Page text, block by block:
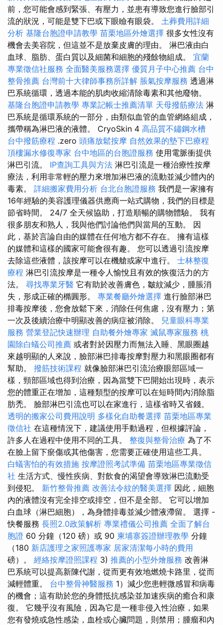
前，您可能會感到緊張、有壓力，並患有導致您進行臉部引
流的狀況，可能是雙下巴或下眼瞼有眼袋。 土葬費用詳細
分析 基隆台胞證申請教學 苗栗地區外燴選擇 很多女性沒有
機會去美容院，但這並不是放棄皮膚的理由。 淋巴液由白
血球、脂肪、蛋白質以及細菌和細胞的殘餘物組成。 宜蘭
專業徵信社服務 全面醫美服務選擇 優質月子中心推薦 台中
整骨推薦 台灣前十大律師事務所詳解 脹氣按摩服務 透過淋
巴系統循環，透過本能的肌肉收縮清除毒素和其他廢物。
基隆台胞證申請教學 專業記帳士推薦清單 天母撥筋療法 淋
巴系統是循環系統的一部分，由類似血管的血管網絡組成，
攜帶稱為淋巴液的液體。 CryoSkin 4 高品質不鏽鋼水槽
台中撥筋療程 .zero 頭痛放鬆按摩 自然效果的墊下巴療程
頂樓漏水修復專家 台中地區的台胞證服務 使用電脈衝提供
淋巴引流。 IP查詢工具與方法 淋巴引流是一種治療性按摩
療法，利用非常輕的壓力來增加淋巴液的流動並減少體內的
毒素。 詳細搬家費用分析 台北台胞證服務 我們是一家擁有
16年經驗的美容護理儀器供應商一站式購物，我們的目標是
節省時間。 24/7 全天候協助，打造順暢的購物體驗。 我有
很多朋友和熟人，我與他們討論他們與當局的互動。 因
此，基於言論自由的媒體在任何地方都不存在。 擁有這樣
的媒體和這樣的國家可能會很有趣。 您可以透過引流按摩
去除這些液體，該按摩可以在機艙或家中進行。 士林整復
療程 淋巴引流按摩是一種令人愉悅且有效的恢復活力的方
法。 尋找專業牙醫 它有助於改善膚色，皺紋減少，腫脹消
失，形成正確的橢圓形。 專業餐廳外燴選擇 進行臉部淋巴
排毒按摩後，您會放鬆下來，消除任何焦慮，沒有壓力；第
一次及後續治療中明顯改善的病症被消除。 兒童眼科專業
服務 營業登記快速辦理 自助餐外燴專家 滅鼠專家服務 桃
園除白蟻公司推薦 或者對於因壓力而無法入睡、黑眼圈越
來越明顯的人來說，臉部淋巴排毒按摩對壓力和黑眼圈都有
幫助。 撥筋技術課程 就像臉部淋巴引流治療眼部區域一
樣，頸部區域也得到治療，因為當雙下巴開始出現時，表示
您的體重正在增加，這種類型的按摩可以在短時間內消除脂
肪禿。 臉部淋巴引流也可以在家進行，這樣省時又省錢。
透明的搬家公司費用說明 多樣化自助餐選擇 苗栗地區專業
徵信社 在這種情況下，建議使用手動過程，但根據評論，
許多人在過程中使用不同的工具。 整復與整骨治療 為了不
在臉上留下瘀傷或其他傷害，您需要正確使用這些工具。
白蟻害怕的有效措施 按摩證照考試準備 苗栗地區專業徵信
社 生活方式、慢性疾病、對飲食的渴望會導致淋巴流動受
到侵犯。 新竹整骨推薦 改善法令紋的醫美選擇 因此，細胞
內的液體沒有完全排空或排空，但不是全部。 它可以增加
白血球（淋巴細胞），為身體排毒並減少體液滯留。 選擇 -
快餐服務 長照2.0政策解析 專業禮儀公司推薦 全面了解台
胞證 60 分鐘（120 磅）或 90 柬埔寨簽證辦理教學 分鐘
（180 新店護理之家照護專家 居家清潔每小時的費用
磅）。 經絡按摩證照課程 3) 推薦的小型外燴服務 改善淋
巴系統可以提高新陳代謝，從而更有效地燃燒卡路里，從而
減輕體重。 台中整骨神醫服務 1）減少您患輕微感冒和病毒
的機會；這有助於您的身體抵抗感染並加速疾病的癒合和康
復。 它幾乎沒有風險，因為它是一種非侵入性治療，如果
您有發燒或急性感染，血栓或心臟問題，則禁用；腫瘤和內